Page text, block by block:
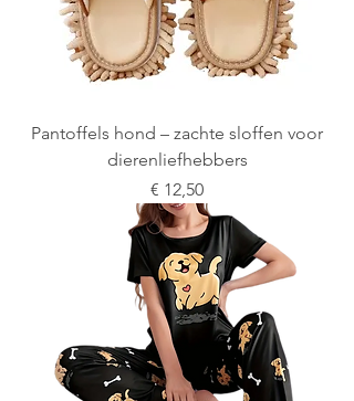
Pantoffels hond – zachte sloffen voor
dierenliefhebbers
Prijs
€ 12,50